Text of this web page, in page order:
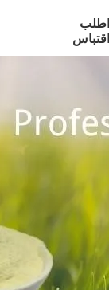
اطلب
اقتباس